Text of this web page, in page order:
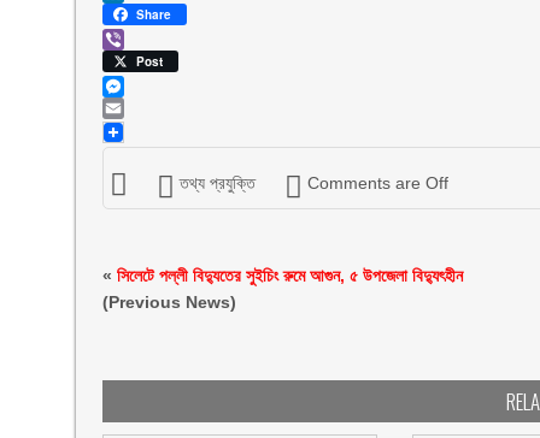
LinkedIn
Share
ViberPost
Messenger
Email
তথ্য প্রযুক্তি Comments are Off
« সিলেটে পল্লী বিদ্যুতের সুইচিং রুমে আগুন, ৫ উপজেলা বিদ্যুৎহীন
(Previous News)